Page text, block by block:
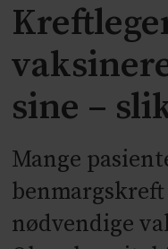
sine –
Mange
nødvendige